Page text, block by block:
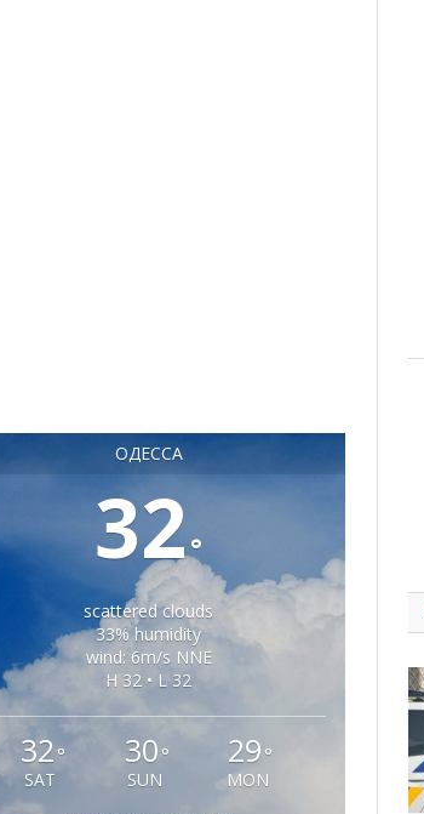
ОДЕССА
32°
scattered clouds
33% humidity
wind: 6m/s NNE
H 32 • L 32
32 °
SAT
30 °
SUN
29 °
MON